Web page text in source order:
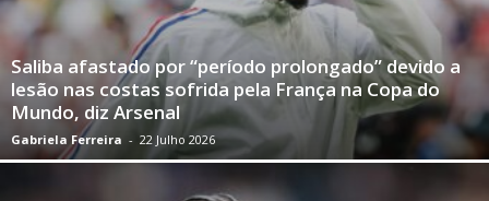
Saliba afastado por “período prolongado” devido a
lesão nas costas sofrida pela França na Copa do
Mundo, diz Arsenal
Gabriela Ferreira - 22 Julho 2026